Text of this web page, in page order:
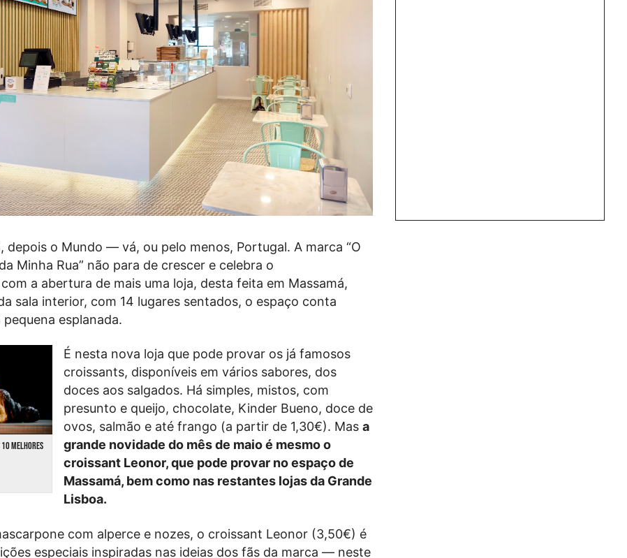
depois o Mundo — vá, ou pelo menos, Portugal. A marca “O
Minha Rua” não para de crescer e celebra o
a abertura de mais uma loja, desta feita em Massamá,
sala interior, com 14 lugares sentados, o espaço conta
esplanada.
10 MELHORES
É nesta nova loja que pode provar os já famosos
croissants, disponíveis em vários sabores, dos
doces aos salgados. Há simples, mistos, com
presunto e queijo, chocolate, Kinder Bueno, doce de
ovos, salmão e até frango (a partir de 1,30€). Mas a
grande novidade do mês de maio é mesmo o
croissant Leonor, que pode provar no espaço de
Massamá, bem como nas restantes lojas da Grande
Lisboa.
com alperce e nozes, o croissant Leonor (3,50€) é
especiais inspiradas nas ideias dos fãs da marca — neste